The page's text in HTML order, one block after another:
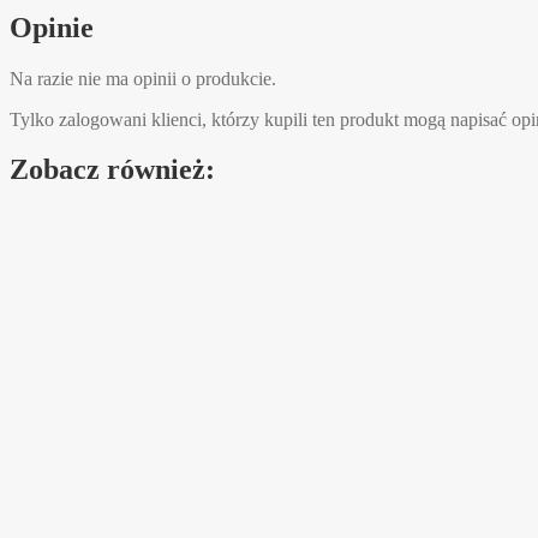
Opinie
Na razie nie ma opinii o produkcie.
Tylko zalogowani klienci, którzy kupili ten produkt mogą napisać
Zobacz również: